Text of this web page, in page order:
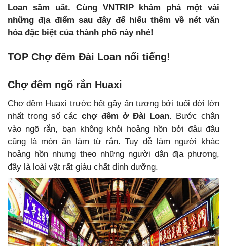
Loan sầm uất. Cùng VNTRIP khám phá một vài
những địa điểm sau đây để hiểu thêm về nét văn
hóa đặc biệt của thành phố này nhé!
TOP Chợ đêm Đài Loan nổi tiếng!
Chợ đêm ngõ rắn Huaxi
Chợ đêm Huaxi trước hết gây ấn tượng bởi tuổi đời lớn
nhất trong số cácchợ đêm ở Đài Loan. Bước chân
vào ngõ rắn, bạn không khỏi hoảng hồn bởi đâu đâu
cũng là món ăn làm từ rắn. Tuy dễ làm người khác
hoảng hồn nhưng theo những người dân địa phương,
đây là loài vật rất giàu chất dinh dưỡng.